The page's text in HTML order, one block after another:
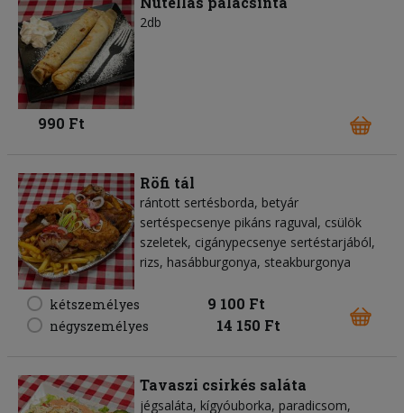
2db
990 Ft
Röfi tál
rántott sertésborda, betyár
sertéspecsenye pikáns raguval, csülök
szeletek, cigánypecsenye sertéstarjából,
rizs, hasábburgonya, steakburgonya
kétszemélyes 9 100 Ft
négyszemélyes 14 150 Ft
Tavaszi csirkés saláta
jégsaláta kígyóuborka paradicsom